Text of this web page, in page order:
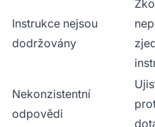
Instrukce nejsou
dodržovány
Nekonzistentní
odpovědi